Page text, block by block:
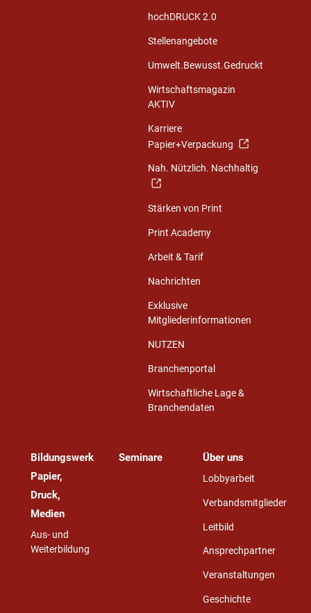
hochDRUCK 2.0
Stellenangebote
Umwelt.Bewusst.Gedruckt
Wirtschaftsmagazin
AKTIV
Karriere
Papier+Verpackung
Nah. Nützlich. Nachhaltig
Stärken von Print
Print Academy
Arbeit & Tarif
Nachrichten
Exklusive
Mitgliederinformationen
NUTZEN
Branchenportal
Wirtschaftliche Lage &
Branchendaten
Bildungswerk
Papier,
Druck,
Medien
Aus- und
Weiterbildung
Seminare Über uns
Lobbyarbeit
Verbandsmitglieder
Leitbild
Ansprechpartner
Veranstaltungen
Geschichte